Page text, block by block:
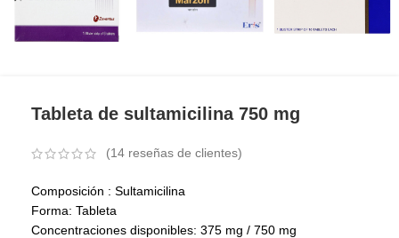
Tableta de sultamicilina 750 mg
(14 reseñas de clientes)
Composición : Sultamicilina
Forma: Tableta
Concentraciones disponibles: 375 mg / 750 mg